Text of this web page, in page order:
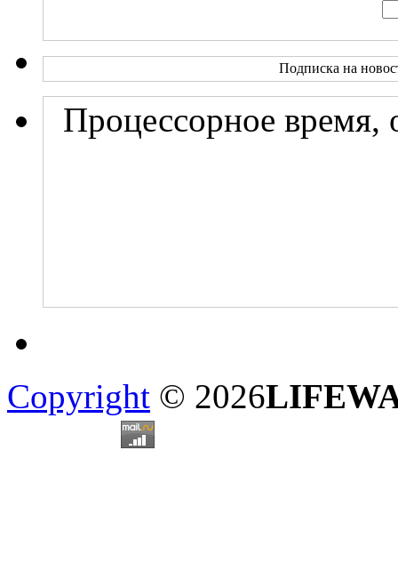
Подписка на
Процессорное время,
Copyright © 2026